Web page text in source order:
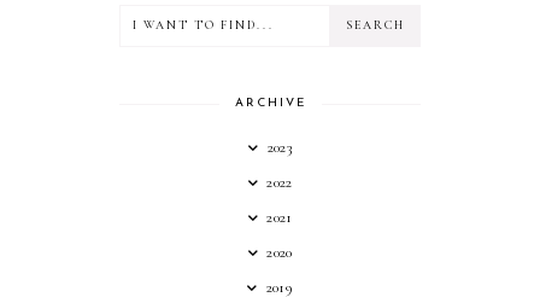
ARCHIVE
2023
2022
2021
2020
2019